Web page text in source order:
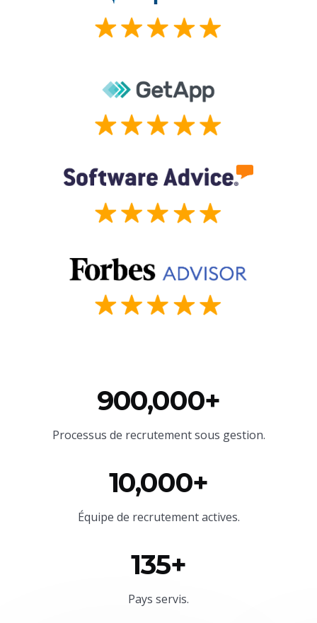
900,000+
Processus de recrutement sous gestion.
10,000+
Équipe de recrutement actives.
135+
Pays servis.